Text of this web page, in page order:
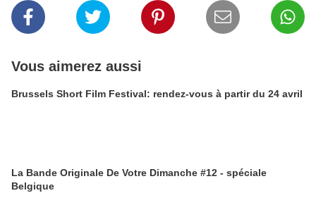
Vous aimerez aussi
Brussels Short Film Festival: rendez-vous à partir du 24 avril
La Bande Originale De Votre Dimanche #12 - spéciale
Belgique